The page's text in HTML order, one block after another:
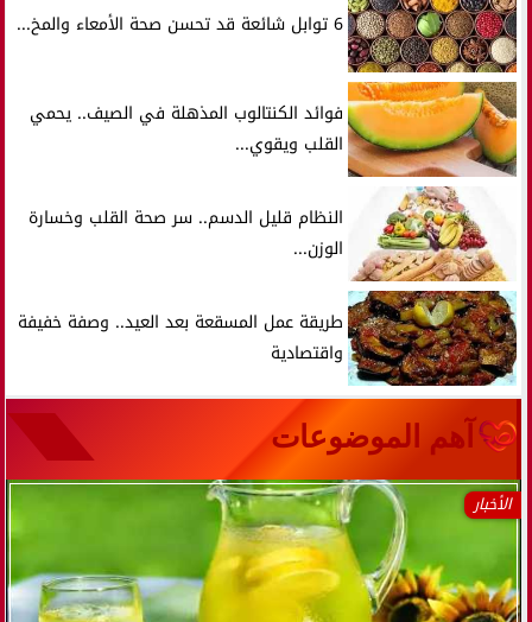
6 توابل شائعة قد تحسن صحة الأمعاء والمخ...
فوائد الكنتالوب المذهلة في الصيف.. يحمي
القلب ويقوي...
النظام قليل الدسم.. سر صحة القلب وخسارة
الوزن...
طريقة عمل المسقعة بعد العيد.. وصفة خفيفة
واقتصادية
آهم الموضوعات
الأخبار